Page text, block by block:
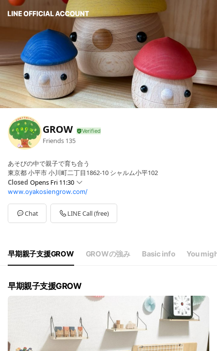
GROW
Friends 135
あそびの中で親子で育ち合う
東京都 小平市 小川町二丁目1862-10 シャルム小平102
Closed Opens Fri 11:30
SunClosed
Mon11:30 - 15:00
Tue11:30 - 15:00
Wed11:30 - 15:00
SatClosed
詳細はHPのカレンダーで。ご予約はLINEの予約をタップ✨️
www.oyakosiengrow.com/
Chat LINE Call (free)
早期親子支援GROW GROWの強み Basic info You
早期親子支援GROW